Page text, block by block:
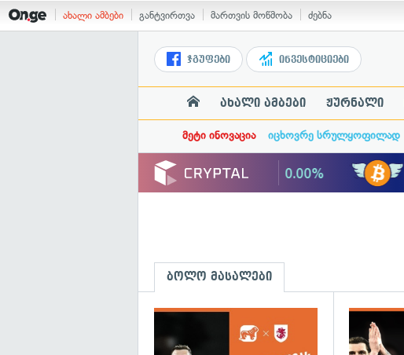
ახალი ამბები განტვირთვა მართვის მოწმობა ძებნა
ჯგუფები ინვესტიციები
ახალი ამბები ჟურნალი
მეტი ინოვაცია იცხოვრე სრულყოფილად
ბოლო მასალები